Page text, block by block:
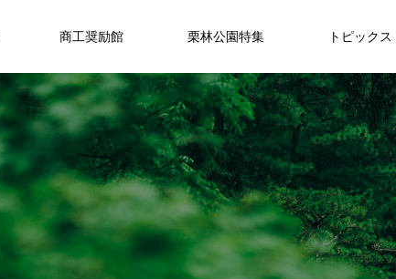
商工奨励館 栗林公園特集 トピックス
宴
PARTY